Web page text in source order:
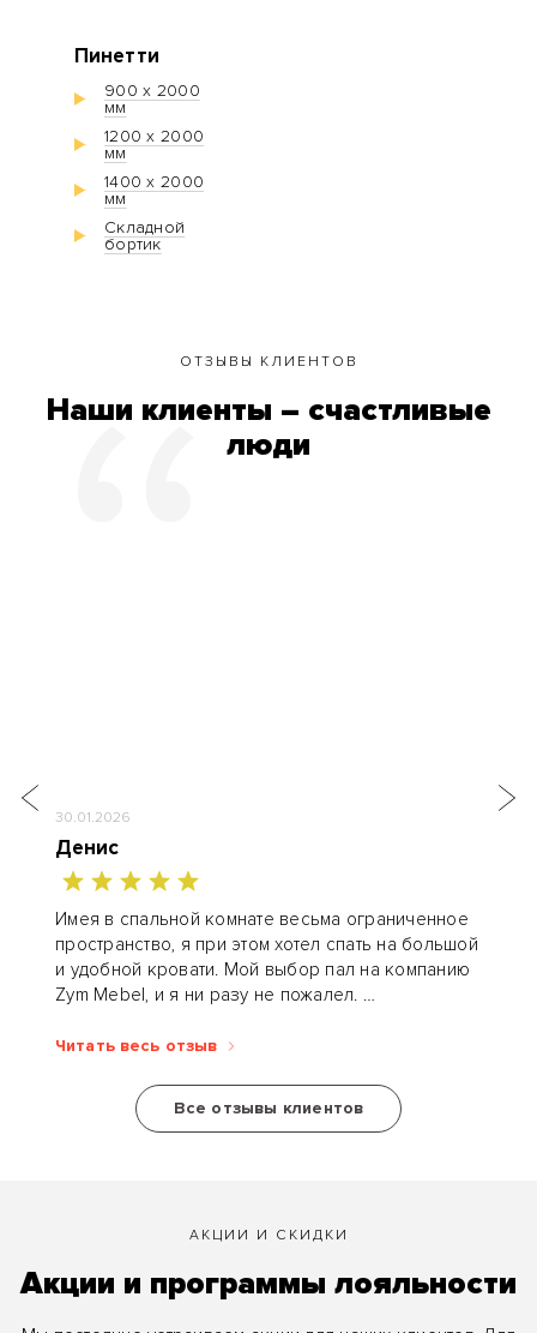
Пинетти
900 х 2000
мм
1200 х 2000
мм
1400 х 2000
мм
Складной
бортик
ОТЗЫВЫ КЛИЕНТОВ
Наши клиенты – счастливые
люди
30.01.2026
Денис
Имея в спальной комнате весьма ограниченное
пространство, я при этом хотел спать на большой
и удобной кровати. Мой выбор пал на компанию
Zym Mebel, и я ни разу не пожалел.
Конструктор разработал кровать-книгу...
Читать весь отзыв
Все отзывы клиентов
АКЦИИ И СКИДКИ
Акции и программы лояльности